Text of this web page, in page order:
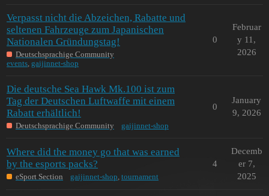
Verpasst nicht die Abzeichen, Rabatte und
seltenen Fahrzeuge zum Japanischen
Nationalen Gründungstag!
Deutschsprachige Community
events, gaijinnet-shop
0
Februar
y 11,
2026
Die deutsche Sea Hawk Mk.100 ist zum
Tag der Deutschen Luftwaffe mit einem
Rabatt erhältlich!
Deutschsprachige Community gaijinnet-shop
0
January
9, 2026
Where did the money go that was earned
by the esports packs?
eSport Section gaijinnet-shop, tournament
4
Decemb
er 7,
2025